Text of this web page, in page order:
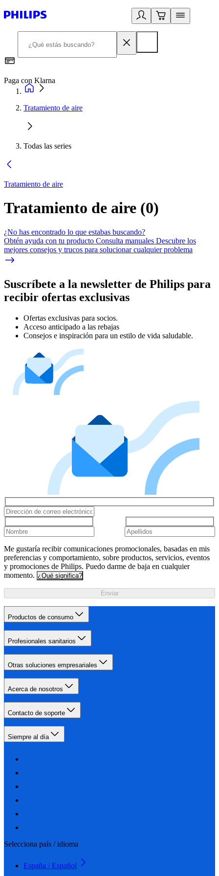
Paga con Klarna
Tratamiento de aire
Todas las series
Tratamiento de aire
Tratamiento de aire (0)
¿No has encontrado lo que estabas buscando?
Obtén ayuda con tu producto Consulta manuales Descubre los
mejores consejos y trucos para solucionar cualquier problema
Suscríbete a la newsletter de Philips para
recibir ofertas exclusivas
Ofertas exclusivas para socios.
Acceso anticipado a las rebajas
Consejos e inspiración para un estilo de vida saludable.
Me gustaría recibir comunicaciones promocionales, basadas en mis
preferencias y comportamiento, sobre productos, servicios, eventos
y promociones de Philips. Puedo darme de baja en cualquier
momento. ¿Qué significa?
Enviar
Productos de consumo
Profesionales sanitarios
Otras soluciones empresariales
Acerca de nosotros
Contacto de soporte
Siempre al día
Selecciona país / idioma
España / Español